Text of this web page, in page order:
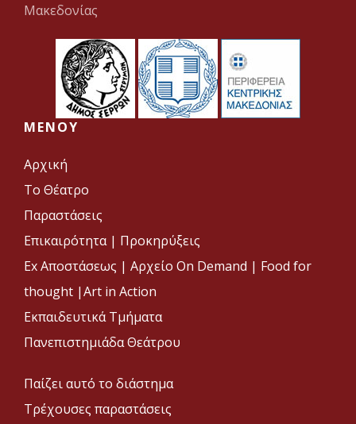
Μακεδονίας
MENOY
Αρχική
Το Θέατρο
Παραστάσεις
Επικαιρότητα | Προκηρύξεις
Ex Αποστάσεως | Αρχείο On Demand | Food for
thought |Art in Action
Εκπαιδευτικά Τμήματα
Πανεπιστημιάδα Θεάτρου
Παίζει αυτό το διάστημα
Τρέχουσες παραστάσεις